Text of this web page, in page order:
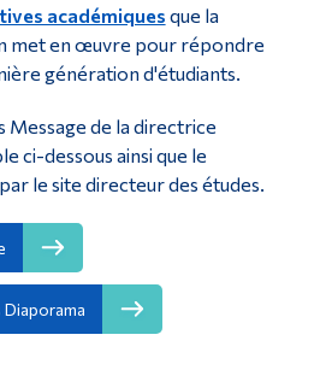
académiques que la
met en œuvre pour répondre
génération d'étudiants.
Message de la directrice
ci-dessous ainsi que le
le site directeur des études.